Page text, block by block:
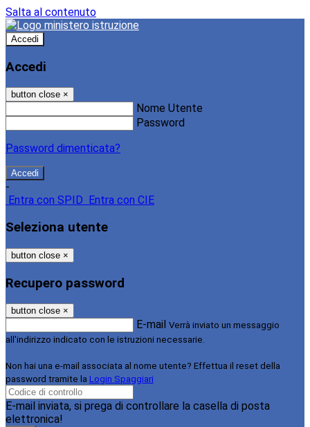
Salta al contenuto
Accedi
Accedi
button close ×
Nome Utente
Password
Password dimenticata?
-
Entra con SPID
Entra con CIE
Seleziona utente
button close ×
Recupero password
button close ×
E-mail Verrà inviato un messaggio
all'indirizzo indicato con le istruzioni necessarie.
Non hai una e-mail associata al nome utente? Effettua il reset della
password tramite la Login Spaggiari
E-mail inviata, si prega di controllare la casella di posta
elettronica!